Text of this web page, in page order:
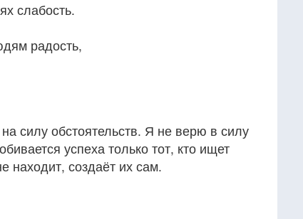
слабость.
радость,
силу обстоятельств. Я не верю в силу
успеха только тот, кто ищет
находит, создаёт их сам.